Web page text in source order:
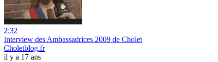
2:32
Interview des Ambassadrices 2009 de Cholet
Choletblog.fr
il y a 17 ans